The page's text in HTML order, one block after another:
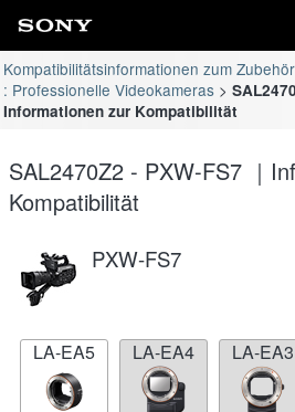
Kompatibilitätsinformationen zum
: Professionelle Videokameras
Informationen zur Kompatibilität
SAL2470Z2 - PXW-FS7 ｜
Kompatibilität
PXW-FS7
LA-EA5 LA-EA4 LA-EA3